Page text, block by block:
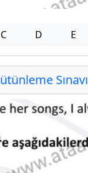
C D E
Sınavı